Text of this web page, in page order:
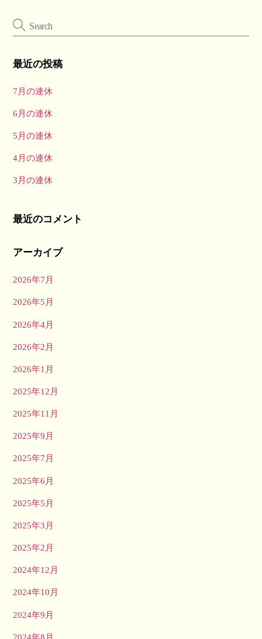
最近の投稿
7月の連休
6月の連休
5月の連休
4月の連休
3月の連休
最近のコメント
アーカイブ
2026年7月
2026年5月
2026年4月
2026年2月
2026年1月
2025年12月
2025年11月
2025年9月
2025年7月
2025年6月
2025年5月
2025年3月
2025年2月
2024年12月
2024年10月
2024年9月
2024年8月